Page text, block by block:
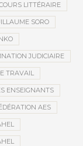
LITTÉRAIRE
SORO
JUDICIAIRE
TRAVAIL
ENSEIGNANTS
AES